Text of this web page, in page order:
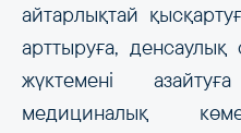
айтарлықтай
арттыруға, денсаулық
жүктемені
медициналық